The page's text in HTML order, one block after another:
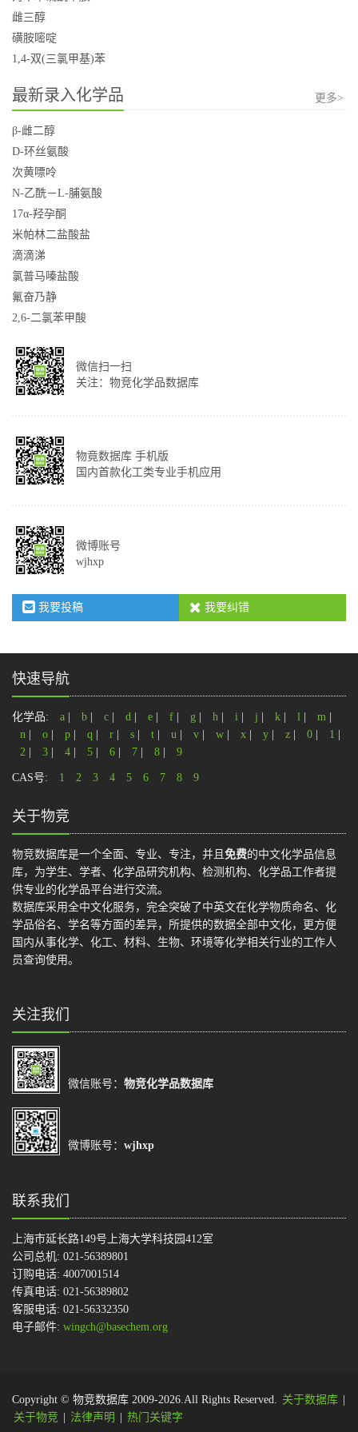
雌三醇
磺胺嘧啶
1,4-双(三氯甲基)苯
最新录入化学品 更多>
β-雌二醇
D-环丝氨酸
次黄嘌呤
N-乙酰－L-脯氨酸
17α-羟孕酮
米帕林二盐酸盐
滴滴涕
氯普马嗪盐酸
氟奋乃静
2,6-二氯苯甲酸
微信扫一扫
关注：物竞化学品数据库
物竟数据库 手机版
国内首款化工类专业手机应用
微博账号
wjhxp
我要投稿 我要纠错
快速导航
化学品: a b c d e f g h i j k l m
n
o p q r s t u v w x y z 0 1
2
3 4 5 6 7 8 9
CAS号: 1 2 3 4 5 6 7 8 9
关于物竞
物竞数据库是一个全面、专业、专注，并且 免费的中文化学品信息
库，为学生、学者、化学品研究机构、检测机构、化学品工作者提
供专业的化学品平台进行交流。
数据库采用全中文化服务，完全突破了中英文在化学物质命名、化
学品俗名、学名等方面的差异，所提供的数据全部中文化，更方便
国内从事化学、化工、材料、生物、环境等化学相关行业的工作人
员查询使用。
关注我们
微信账号： 物竞化学品数据库
微博账号： wjhxp
联系我们
上海市延长路149号上海大学科技园412室
公司总机: 021-56389801
订购电话: 4007001514
传真电话: 021-56389802
客服电话: 021-56332350
电子邮件: wingch@basechem.org
Copyright © 物竞数据库 2009-2026.All Rights Reserved. 关于数据库
关于物竞
法律声明 热门关键字